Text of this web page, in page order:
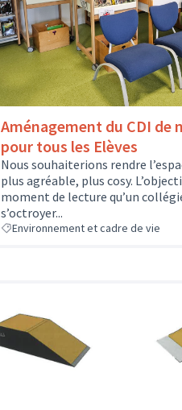
Aménagement du CDI de
pour tous les Elèves
Nous souhaiterions rendre
plus agréable, plus cosy.
moment de lecture qu’un
s’octroyer...
Environnement et cadre de vie